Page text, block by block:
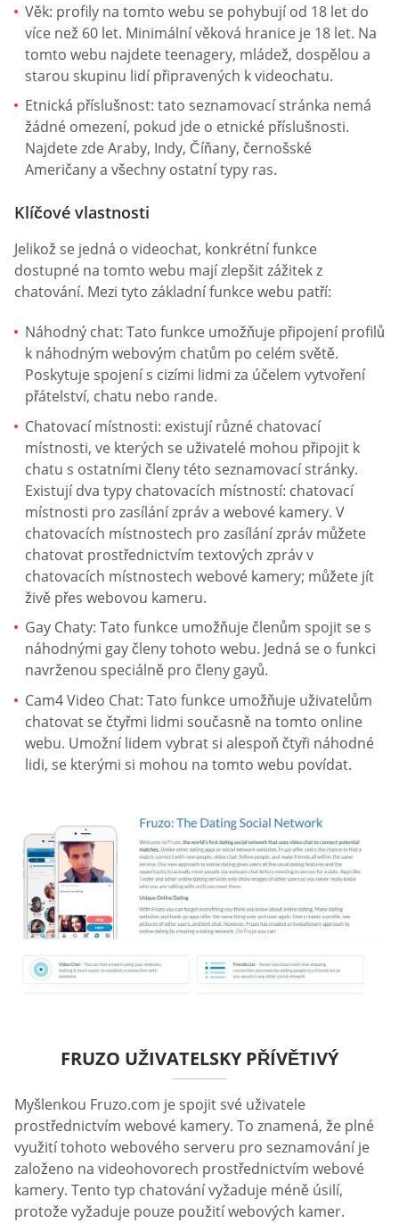
Věk: profily na tomto webu se pohybují od 18 let do
více než 60 let. Minimální věková hranice je 18 let. Na
tomto webu najdete teenagery, mládež, dospělou a
starou skupinu lidí připravených k videochatu.
Etnická příslušnost: tato seznamovací stránka nemá
žádné omezení, pokud jde o etnické příslušnosti.
Najdete zde Araby, Indy, Číňany, černošské
Američany a všechny ostatní typy ras.
Klíčové vlastnosti
Jelikož se jedná o videochat, konkrétní funkce
dostupné na tomto webu mají zlepšit zážitek z
chatování. Mezi tyto základní funkce webu patří:
Náhodný chat: Tato funkce umožňuje připojení profilů
k náhodným webovým chatům po celém světě.
Poskytuje spojení s cizími lidmi za účelem vytvoření
přátelství, chatu nebo rande.
Chatovací místnosti: existují různé chatovací
místnosti, ve kterých se uživatelé mohou připojit k
chatu s ostatními členy této seznamovací stránky.
Existují dva typy chatovacích místností: chatovací
místnosti pro zasílání zpráv a webové kamery. V
chatovacích místnostech pro zasílání zpráv můžete
chatovat prostřednictvím textových zpráv v
chatovacích místnostech webové kamery; můžete jít
živě přes webovou kameru.
Gay Chaty: Tato funkce umožňuje členům spojit se s
náhodnými gay členy tohoto webu. Jedná se o funkci
navrženou speciálně pro členy gayů.
Cam4 Video Chat: Tato funkce umožňuje uživatelům
chatovat se čtyřmi lidmi současně na tomto online
webu. Umožní lidem vybrat si alespoň čtyři náhodné
lidi, se kterými si mohou na tomto webu povídat.
FRUZO UŽIVATELSKY PŘÍVĚTIVÝ
Myšlenkou Fruzo.com je spojit své uživatele
prostřednictvím webové kamery. To znamená, že plné
využití tohoto webového serveru pro seznamování je
založeno na videohovorech prostřednictvím webové
kamery. Tento typ chatování vyžaduje méně úsilí,
protože vyžaduje pouze použití webových kamer.